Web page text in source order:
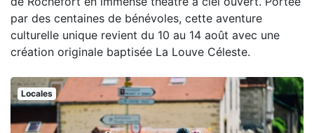
par des centaines de bénévoles, cette aventure
culturelle unique revient du 10 au 14 août avec une
création originale baptisée La Louve Céleste.
Locales